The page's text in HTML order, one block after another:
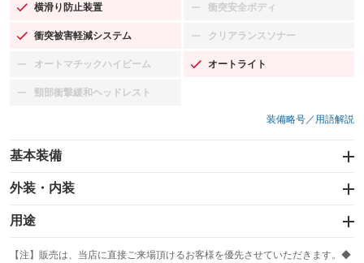
横滑り防止装置
：装備あり 衝突安全ボディ
：装備なし
衝突被害軽減システム
：装備あり クリアランスソナー
：装備なし
オートマチックハイビーム
：装備なし オートライト
：装備あり
頸部衝撃緩和ヘッドレスト
：装備なし
装備略号／用語解説
基本装備
エアバッグ：運転席
：装備あり
：装備なし
外装・内装
カーナビ
：装備なし
：装備なし
用途
冷凍（中温 -5℃）
：装備なし 冷凍（低温 -20℃）
：装備なし
【注】販売は、当店に直接ご来場頂けるお客様を優先させていただきます。◆